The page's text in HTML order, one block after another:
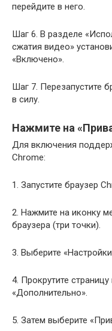
перейдите в него.
Шаг 6. В разделе
сжатия видео»
«Включено».
Шаг 7. Перезапустите
в силу.
Нажмите на
Для включения
Chrome:
1. Запустите браузер
2. Нажмите на иконку
браузера (три точки).
3. Выберите
4. Прокрутите
«Дополнительно».
5. Затем выберите